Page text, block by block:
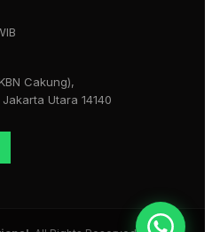
Cakung),
Utara 14140